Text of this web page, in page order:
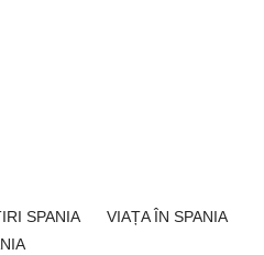
SPANIA VIAȚA ÎN SPANIA